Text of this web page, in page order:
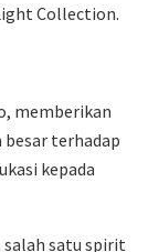
Collection.
memberikan
terhadap
kepada
salah satu spirit